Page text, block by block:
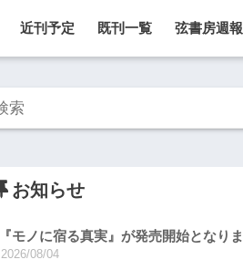
近刊予定 既刊一覧 弦書房週報
お知らせ
『モノに宿る真実』が発売開始となり
2026/08/04